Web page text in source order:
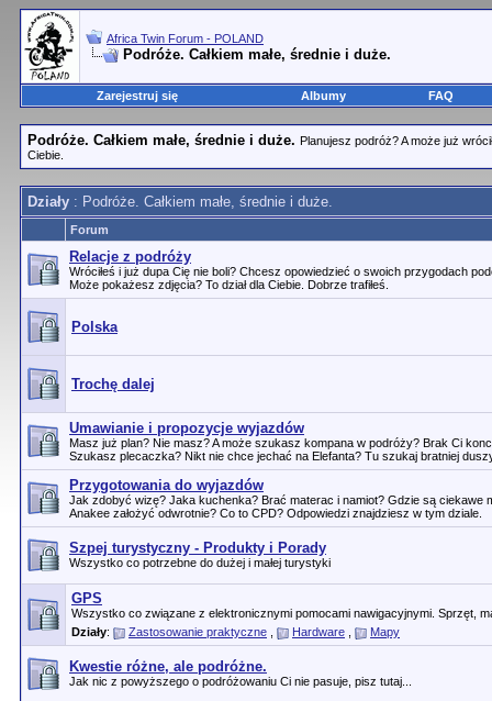
Africa Twin Forum - POLAND
Podróże. Całkiem małe, średnie i duże.
Zarejestruj się Albumy FAQ
Podróże. Całkiem małe, średnie i duże. Planujesz podróż? A może już
Ciebie.
Działy : Podróże. Całkiem małe, średnie i duże.
Forum
Relacje z podróży
Wróciłeś i już dupa Cię nie boli? Chcesz opowiedzieć o swoich przygodach
Może pokażesz zdjęcia? To dział dla Ciebie. Dobrze trafiłeś.
Polska
Trochę dalej
Umawianie i propozycje wyjazdów
Masz już plan? Nie masz? A może szukasz kompana w podróży? Brak Ci
Szukasz plecaczka? Nikt nie chce jechać na Elefanta? Tu szukaj bratniej
Przygotowania do wyjazdów
Jak zdobyć wizę? Jaka kuchenka? Brać materac i namiot? Gdzie są ciekawe
Anakee założyć odwrotnie? Co to CPD? Odpowiedzi znajdziesz w tym dziale.
Szpej turystyczny - Produkty i Porady
Wszystko co potrzebne do dużej i małej turystyki
GPS
Wszystko co związane z elektronicznymi pomocami nawigacyjnymi. Sprzęt,
Działy: Zastosowanie praktyczne Hardware Mapy
Kwestie różne, ale podróżne.
Jak nic z powyższego o podróżowaniu Ci nie pasuje, pisz tutaj...